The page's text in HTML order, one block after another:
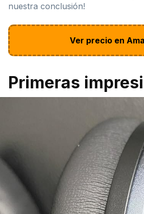
nuestra conclusión!
Ver precio en
Primeras